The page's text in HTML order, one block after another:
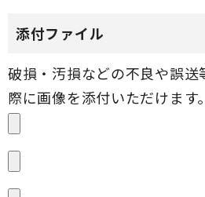
添付ファイル